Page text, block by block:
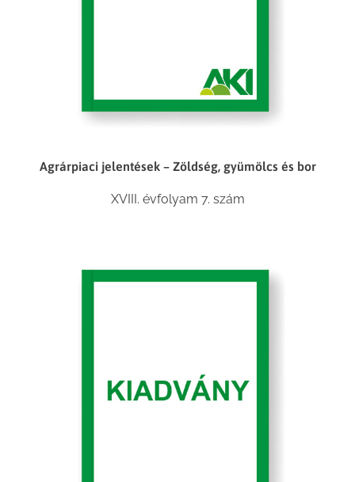
Agrárpiaci jelentések – Zöldség, gyümölcs és bor
XVIII. évfolyam 7. szám